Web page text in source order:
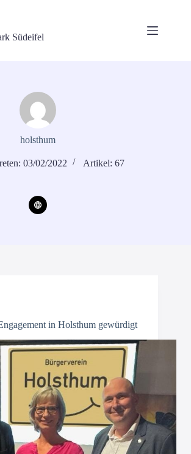
Südeifel
holsthum
03/02/2022 Artikel: 67
in Holsthum gewürdigt